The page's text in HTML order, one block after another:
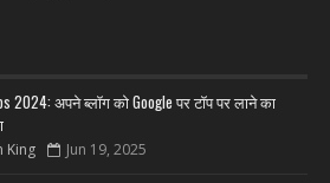
2024: अपने ब्लॉग को Google पर टॉप पर लाने का
King Jun 19, 2025